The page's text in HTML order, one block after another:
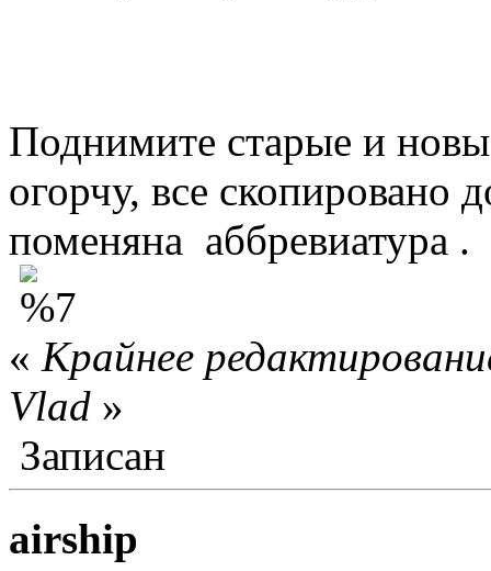
Поднимите старые и
огорчу, все скопировано
поменяна аббревиатура .
« Крайнее
Vlad »
Записан
airship